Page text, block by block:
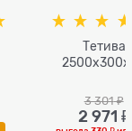
Тетива
3 301 ₽
2 971 ₽